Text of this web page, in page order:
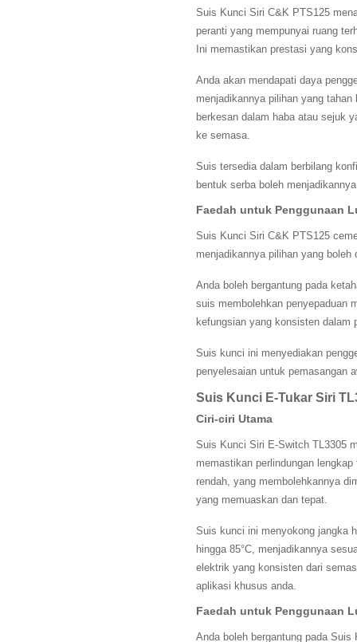
Suis Kunci Siri C&K PTS125
peranti yang mempunyai ruang
Ini memastikan prestasi yang
Anda akan mendapati daya
menjadikannya pilihan yang
berkesan dalam haba atau sejuk
ke semasa.
Suis tersedia dalam berbilang
bentuk serba boleh
Faedah untuk Penggunaan
Suis Kunci Siri C&K PTS125
menjadikannya pilihan yang
Anda boleh bergantung pada
suis membolehkan penyepaduan
kefungsian yang konsisten dalam
Suis kunci ini menyediakan
penyelesaian untuk pemasangan
Suis Kunci E-Tukar Siri
Ciri-ciri Utama
Suis Kunci Siri E-Switch TL3305
memastikan perlindungan
rendah, yang membolehkannya
yang memuaskan dan tepat.
Suis kunci ini menyokong jangka
hingga 85°C, menjadikannya
elektrik yang konsisten dari
aplikasi khusus anda.
Faedah untuk Penggunaan
Anda boleh bergantung pada